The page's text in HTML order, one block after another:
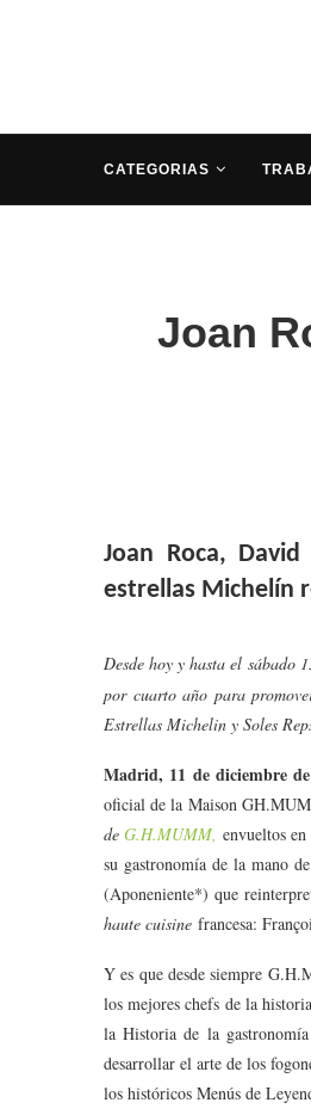
CATEGORIAS
Joan
Joan Roca,
estrellas Michelín
Desde hoy y hasta el sábado
por cuarto año para
Estrellas Michelin y Soles
Madrid, 11 de diciembre
oficial de la Maison
deG.H.MUMM, envueltos
su gastronomía de la mano
(Aponeniente*) que
haute cuisine francesa:
Y es que desde siempre
los mejores chefs de la
la Historia de la
desarrollar el arte de los
los históricos Menús de